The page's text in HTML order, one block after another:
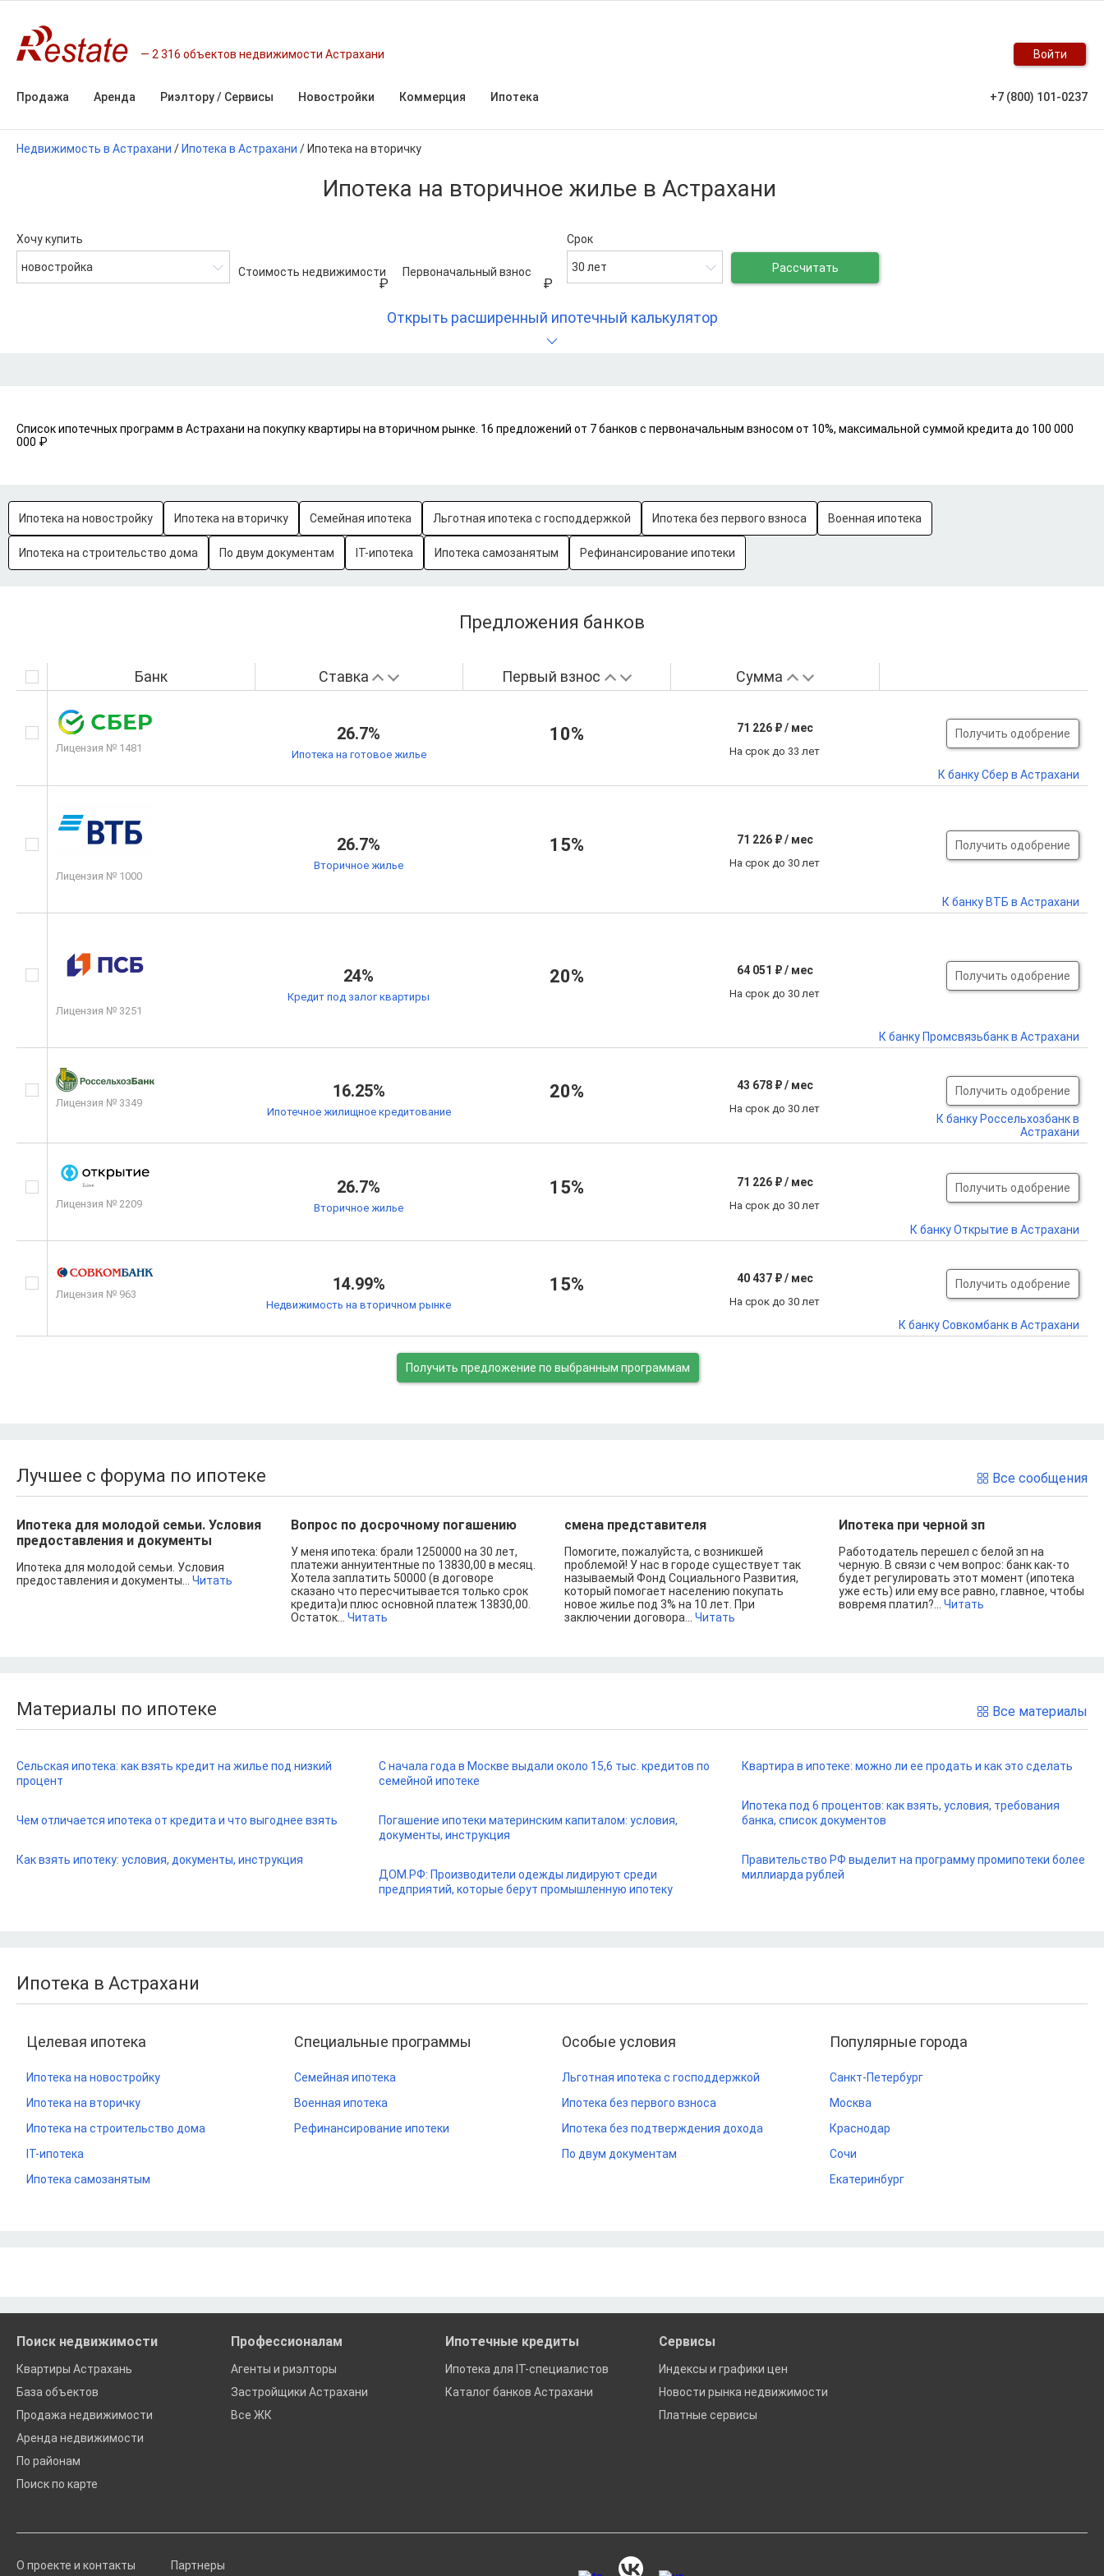
2 316 объектов недвижимости Астрахани Войти
Продажа Аренда Риэлтору / Сервисы Новостройки Коммерция Ипотека +7 (800) 101-0237
Недвижимость в Астрахани / Ипотека в Астрахани / Ипотека на вторичку
Ипотека на вторичное жилье в Астрахани
Хочу купить
новостройка Стоимость недвижимости Первоначальный взнос
Срок
30 лет Рассчитать
Открыть расширенный ипотечный калькулятор
Список ипотечных программ в Астрахани на покупку квартиры на вторичном рынке. 16 предложений от 7 банков с первоначальным взносом от 10%, максимальной суммой кредита до 100 000
000 ₽
Ипотека на новостройку Ипотека на вторичку Семейная ипотека Льготная ипотека с господдержкой Ипотека без первого взноса Военная ипотека
Ипотека на строительство дома По двум документам IT-ипотека Ипотека самозанятым Рефинансирование ипотеки
Предложения банков
Банк Ставка Первый взнос Сумма
Лицензия № 1481
26.7%
Ипотека на готовое жилье
10% 71 226 ₽ / мес
На срок до 33 лет
Получить одобрение
К банку Сбер в Астрахани
Лицензия № 1000
26.7%
Вторичное жилье
15% 71 226 ₽ / мес
На срок до 30 лет
Получить одобрение
К банку ВТБ в Астрахани
Лицензия № 3251
24%
Кредит под залог квартиры
20% 64 051 ₽ / мес
На срок до 30 лет
Получить одобрение
К банку Промсвязьбанк в Астрахани
Лицензия № 3349
16.25%
Ипотечное жилищное кредитование
20% 43 678 ₽ / мес
На срок до 30 лет
Получить одобрение
К банку Россельхозбанк в
Астрахани
Лицензия № 2209
26.7%
Вторичное жилье
15% 71 226 ₽ / мес
На срок до 30 лет
Получить одобрение
К банку Открытие в Астрахани
Лицензия № 963
14.99%
Недвижимость на вторичном рынке
15% 40 437 ₽ / мес
На срок до 30 лет
Получить одобрение
К банку Совкомбанк в Астрахани
Получить предложение по выбранным программам
Все сообщения
Лучшее с форума по ипотеке
Ипотека для молодой семьи. Условия
предоставления и документы
Ипотека для молодой семьи. Условия
предоставления и документы... Читать
Вопрос по досрочному погашению
У меня ипотека: брали 1250000 на 30 лет,
платежи аннуитентные по 13830,00 в месяц.
Хотела заплатить 50000 (в договоре
сказано что пересчитывается только срок
кредита)и плюс основной платеж 13830,00.
Остаток... Читать
смена представителя
Помогите, пожалуйста, с возникшей
проблемой! У нас в городе существует так
называемый Фонд Социального Развития,
который помогает населению покупать
новое жилье под 3% на 10 лет. При
заключении договора... Читать
Ипотека при черной зп
Работодатель перешел с белой зп на
черную. В связи с чем вопрос: банк как-то
будет регулировать этот момент (ипотека
уже есть) или ему все равно, главное, чтобы
вовремя платил?... Читать
Все материалы
Материалы по ипотеке
Сельская ипотека: как взять кредит на жилье под низкий
процент
Чем отличается ипотека от кредита и что выгоднее взять
Как взять ипотеку: условия, документы, инструкция
С начала года в Москве выдали около 15,6 тыс. кредитов по
семейной ипотеке
Погашение ипотеки материнским капиталом: условия,
документы, инструкция
ДОМ.РФ: Производители одежды лидируют среди
предприятий, которые берут промышленную ипотеку
Квартира в ипотеке: можно ли ее продать и как это сделать
Ипотека под 6 процентов: как взять, условия, требования
банка, список документов
Правительство РФ выделит на программу промипотеки более
миллиарда рублей
Ипотека в Астрахани
Целевая ипотека
Ипотека на новостройку
Ипотека на вторичку
Ипотека на строительство дома
IT-ипотека
Ипотека самозанятым
Специальные программы
Семейная ипотека
Военная ипотека
Рефинансирование ипотеки
Особые условия
Льготная ипотека с господдержкой
Ипотека без первого взноса
Ипотека без подтверждения дохода
По двум документам
Популярные города
Санкт-Петербург
Москва
Краснодар
Сочи
Екатеринбург
Поиск недвижимости
Квартиры Астрахань
База объектов
Продажа недвижимости
Аренда недвижимости
По районам
Поиск по карте
Профессионалам
Агенты и риэлторы
Застройщики Астрахани
Все ЖК
Ипотечные кредиты
Ипотека для IT-специалистов
Каталог банков Астрахани
Сервисы
Индексы и графики цен
Новости рынка недвижимости
Платные сервисы
О проекте и контакты Партнеры